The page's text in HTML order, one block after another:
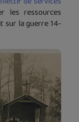
les ressources
sur la guerre 14-